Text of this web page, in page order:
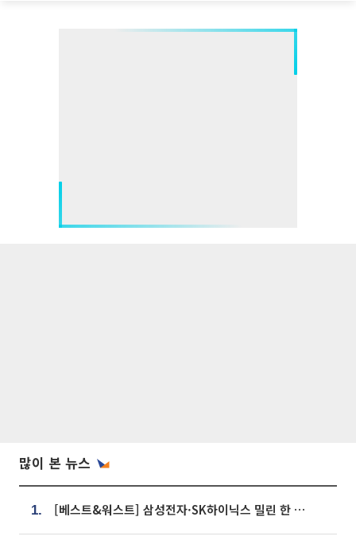
많이 본 뉴스
1. [베스트&워스트] 삼성전자·SK하이닉스 밀린 한 주…상상인증권은 85% 급등